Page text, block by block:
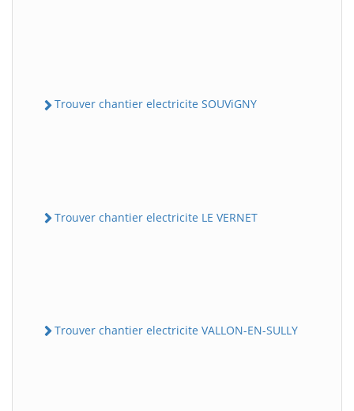
Trouver chantier electricite SOUViGNY
Trouver chantier electricite LE VERNET
Trouver chantier electricite VALLON-EN-SULLY